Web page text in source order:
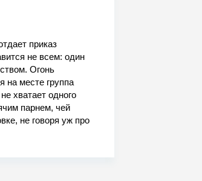
приказ
не всем: один
Огонь
на месте группа
хватает одного
парнем, чей
не говоря уж про